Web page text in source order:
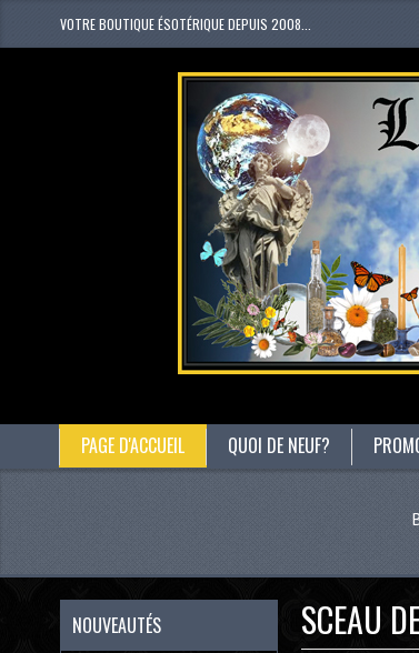
VOTRE BOUTIQUE ÉSOTÉRIQUE DEPUIS 2008...
PAGE D'ACCUEIL QUOI DE NEUF?
SCEAU
NOUVEAUTÉS